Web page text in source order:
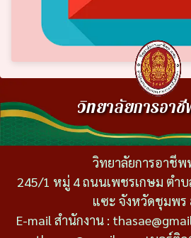
วิทยาลัยการอา
วิทยาลัยการอาชี
245/1 หมู่ 4 ถนนเพชรเกษม ตำ
แซะ จังหวัดชุมพร
E-mail สำนักงาน :